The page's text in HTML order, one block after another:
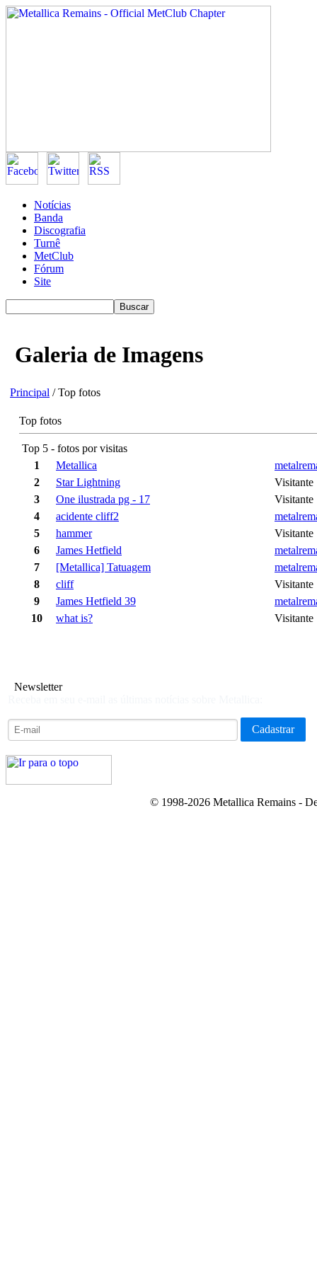
Notícias
Banda
Discografia
Turnê
MetClub
Fórum
Site
Galeria de Imagens
Principal / Top fotos
Top fotos
Top 5 - fotos por visitas
1
Metallica
2
Star Lightning
Visitante
3
One ilustrada pg - 17
Visitante
4
acidente cliff2
5
hammer
Visitante
6
James Hetfield
7
[Metallica] Tatuagem
8
cliff
Visitante
9
James Hetfield 39
10
what is? Visitante
Newsletter
© 1998-2026 Metallica Remains -